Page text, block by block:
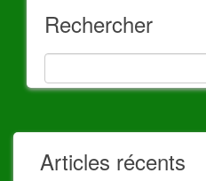
Rechercher
Articles récents